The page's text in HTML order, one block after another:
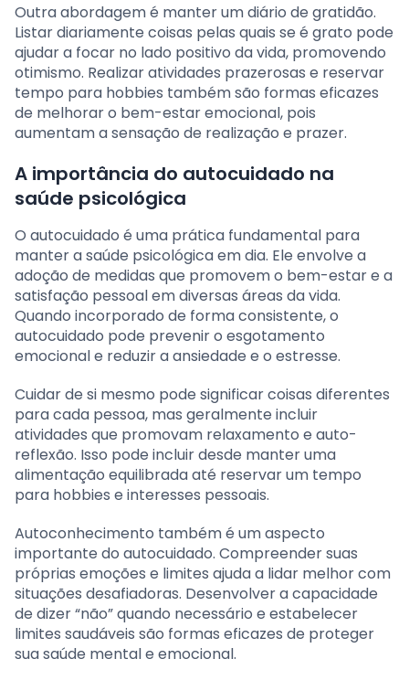
Outra abordagem é manter um diário de gratidão.
Listar diariamente coisas pelas quais se é grato pode
ajudar a focar no lado positivo da vida, promovendo
otimismo. Realizar atividades prazerosas e reservar
tempo para hobbies também são formas eficazes
de melhorar o bem-estar emocional, pois
aumentam a sensação de realização e prazer.
A importância do autocuidado na
saúde psicológica
O autocuidado é uma prática fundamental para
manter a saúde psicológica em dia. Ele envolve a
adoção de medidas que promovem o bem-estar e a
satisfação pessoal em diversas áreas da vida.
Quando incorporado de forma consistente, o
autocuidado pode prevenir o esgotamento
emocional e reduzir a ansiedade e o estresse.
Cuidar de si mesmo pode significar coisas diferentes
para cada pessoa, mas geralmente incluir
atividades que promovam relaxamento e auto-
reflexão. Isso pode incluir desde manter uma
alimentação equilibrada até reservar um tempo
para hobbies e interesses pessoais.
Autoconhecimento também é um aspecto
importante do autocuidado. Compreender suas
próprias emoções e limites ajuda a lidar melhor com
situações desafiadoras. Desenvolver a capacidade
de dizer “não” quando necessário e estabelecer
limites saudáveis são formas eficazes de proteger
sua saúde mental e emocional.